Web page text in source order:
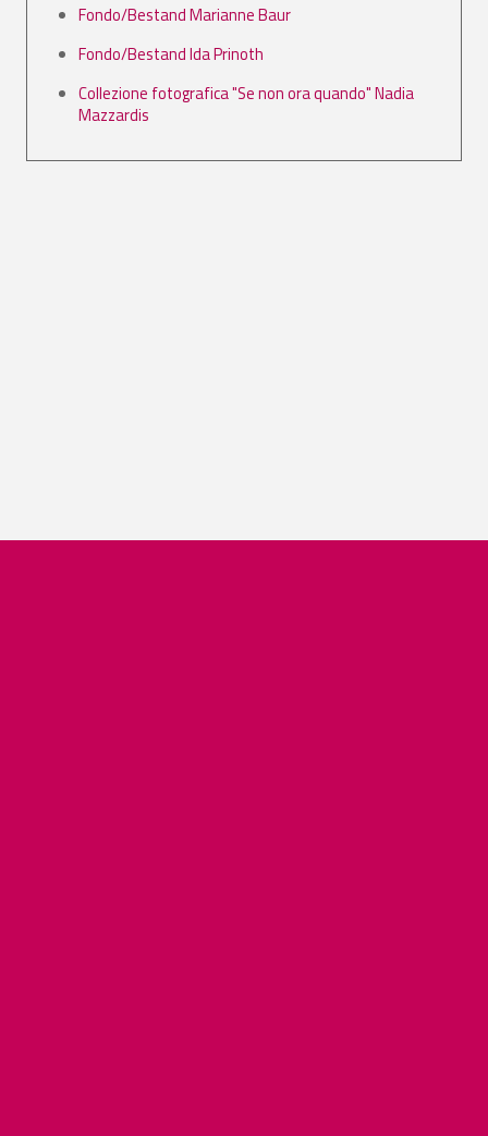
Fondo/Bestand Marianne Baur
Fondo/Bestand Ida Prinoth
Collezione fotografica "Se non ora quando" Nadia
Mazzardis